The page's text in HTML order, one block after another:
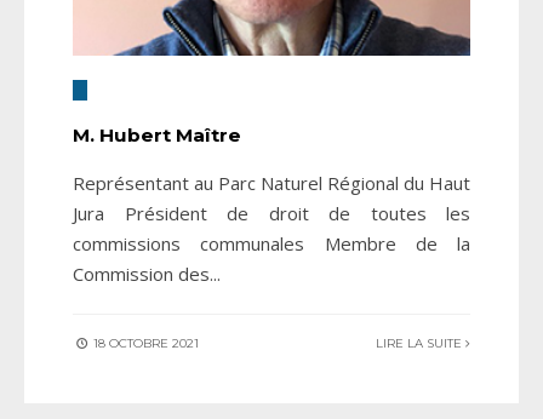
M. Hubert Maître
Représentant au Parc Naturel Régional du Haut
Jura Président de droit de toutes les
commissions communales Membre de la
Commission des...
18 OCTOBRE 2021 LIRE LA SUITE